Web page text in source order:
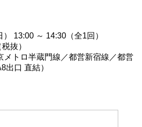
13:00 ～ 14:30（全1回）
抜）
トロ半蔵門線／都営新宿線／都営
出口 直結）